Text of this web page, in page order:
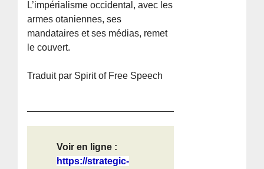
L’impérialisme occidental, avec les
armes otaniennes, ses
mandataires et ses médias, remet
le couvert.
Traduit par Spirit of Free Speech
Voir en ligne :
https://strategic-